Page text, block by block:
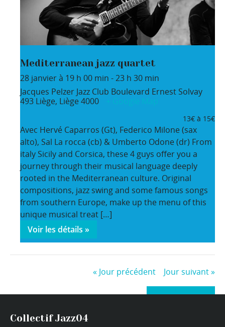
Mediterranean jazz quartet
28 janvier à 19 h 00 min -23 h 30 min
Jacques Pelzer Jazz Club Boulevard Ernest Solvay
493 Liège, Liège4000
13€ à 15€
Avec Hervé Caparros (Gt), Federico Milone (sax
alto), Sal La rocca (cb) & Umberto Odone (dr) From
italy Sicily and Corsica, these 4 guys offer you a
journey through their musical language deeply
rooted in the Mediterranean culture. Original
compositions, jazz swing and some famous songs
from southern Europe, make up the menu of this
unique musical treat […]
Voir les détails »
« Jour précédent Jour suivant»
Collectif Jazz04